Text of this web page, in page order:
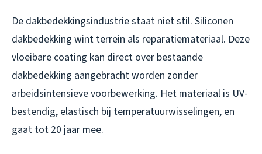
De dakbedekkingsindustrie staat niet stil. Siliconen
dakbedekking wint terrein als reparatiemateriaal. Deze
vloeibare coating kan direct over bestaande
dakbedekking aangebracht worden zonder
arbeidsintensieve voorbewerking. Het materiaal is UV-
bestendig, elastisch bij temperatuurwisselingen, en
gaat tot 20 jaar mee.